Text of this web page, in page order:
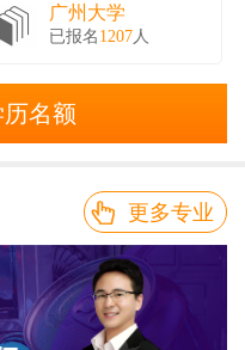
广州大学
已报名 1207人
名额
更多专业